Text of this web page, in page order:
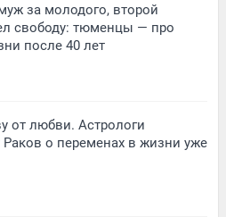
за молодого, второй
свободу: тюменцы — про
после 40 лет
от любви. Астрологи
о переменах в жизни уже